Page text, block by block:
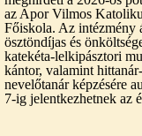
az Apor Vilmos
Főiskola. Az intézmény
ösztöndíjas és
katekéta-lelkipásztori
kántor, valamint hittanár-
nevelőtanár képzésére
7-ig jelentkezhetnek az